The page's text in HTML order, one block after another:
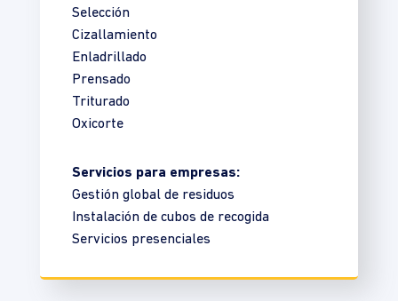
Selección
Cizallamiento
Enladrillado
Prensado
Triturado
Oxicorte
Servicios para empresas:
Gestión global de residuos
Instalación de cubos de recogida
Servicios presenciales